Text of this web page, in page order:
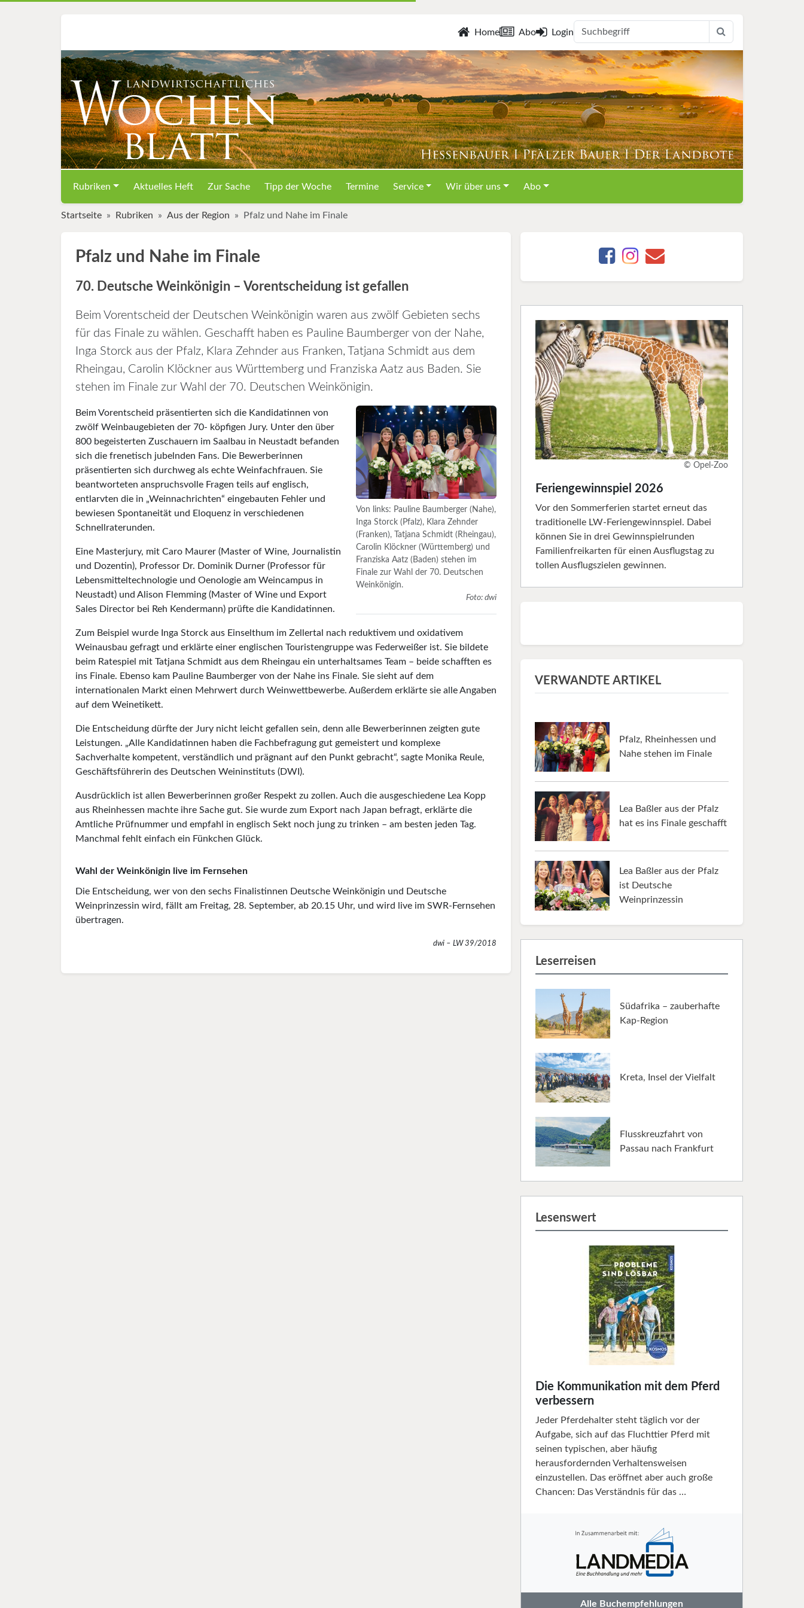
Home Abo Login
Rubriken Aktuelles Heft Zur Sache Tipp der Woche Termine Service Wir über uns Abo
Startseite Rubriken Aus der Region Pfalz und Nahe im Finale
Pfalz und Nahe im Finale
70. Deutsche Weinkönigin – Vorentscheidung ist gefallen
Beim Vorentscheid der Deutschen Weinkönigin waren aus zwölf Gebieten sechs
für das Finale zu wählen. Geschafft haben es Pauline Baumberger von der Nahe,
Inga Storck aus der Pfalz, Klara Zehnder aus Franken, Tatjana Schmidt aus dem
Rheingau, Carolin Klöckner aus Württemberg und Franziska Aatz aus Baden. Sie
stehen im Finale zur Wahl der 70. Deutschen Weinkönigin.
Von links: Pauline Baumberger (Nahe),
Inga Storck (Pfalz), Klara Zehnder
(Franken), Tatjana Schmidt (Rheingau),
Carolin Klöckner (Württemberg) und
Franziska Aatz (Baden) stehen im
Finale zur Wahl der 70. Deutschen
Weinkönigin.
Foto: dwi
Beim Vorentscheid präsentierten sich die Kandidatinnen von
zwölf Weinbaugebieten der 70- köpfigen Jury. Unter den über
800 begeisterten Zuschauern im Saalbau in Neustadt befanden
sich die frenetisch jubelnden Fans. Die Bewerberinnen
präsentierten sich durchweg als echte Weinfachfrauen. Sie
beantworteten anspruchsvolle Fragen teils auf englisch,
entlarvten die in „Weinnachrichten“ eingebauten Fehler und
bewiesen Sponta­nei­tät und Eloquenz in verschiedenen
Schnellraterunden.
Eine Masterjury, mit Caro Mau­rer (Master of Wine, Journalistin
und Dozentin), Professor Dr. Dominik Durner (Professor für
Lebensmitteltechnologie und Oenologie am Weincampus in
Neustadt) und Alison Flemming (Master of Wine und Export
Sales Director bei Reh Kendermann) prüfte die Kandidatinnen.
Zum Beispiel wurde Inga Storck aus Einselthum im Zeller­tal nach reduktivem und oxidativem
Weinausbau gefragt und erklärte einer englischen Touristengruppe was Federweißer ist. Sie bildete
beim Ratespiel mit Tatjana Schmidt aus dem Rheingau ein unterhaltsames Team – beide schafften es
ins Finale. Ebenso kam Pauline Baumberger von der Nahe ins Finale. Sie sieht auf dem
internationalen Markt einen Mehrwert durch Wein­wettbewerbe. Außerdem erklärte sie alle Angaben
auf dem Weinetikett.
Die Entscheidung dürfte der Jury nicht leicht gefallen sein, denn alle Bewerberinnen zeigten gute
Leistungen. „Alle Kandidatinnen haben die Fachbefragung gut gemeistert und komplexe
Sachverhalte kompetent, verständlich und prägnant auf den Punkt gebracht“, sagte Monika Reule,
Geschäftsführerin des Deutschen Weininstituts (DWI).
Ausdrücklich ist allen Bewerberinnen großer Respekt zu zollen. Auch die ausgeschiedene Lea Kopp
aus Rheinhessen machte ihre Sache gut. Sie wurde zum Export nach Japan befragt, erklärte die
Amtliche Prüfnummer und empfahl in englisch Sekt noch jung zu trinken – am besten jeden Tag.
Manchmal fehlt einfach ein Fünkchen Glück.
Wahl der Weinkönigin live im Fernsehen
Die Entscheidung, wer von den sechs Finalistinnen Deutsche Weinkönigin und Deutsche
Weinprinzessin wird, fällt am Freitag, 28. September, ab 20.15 Uhr, und wird live im SWR-Fernsehen
übertragen.
dwi – LW 39/2018
© Opel-Zoo
Feriengewinnspiel 2026
Vor den Sommerferien startet erneut das
traditionelle LW-Feriengewinnspiel. Dabei
können Sie in drei Gewinnspielrunden
Familienfreikarten für einen Ausflugstag zu
tollen Ausflugszielen gewinnen.
VERWANDTE ARTIKEL
Pfalz, Rheinhessen und
Nahe stehen im Finale
Lea Baßler aus der Pfalz
hat es ins Finale geschafft
Lea Baßler aus der Pfalz
ist Deutsche
Weinprinzessin
Leserreisen
Südafrika – zauberhafte
Kap-Region
Kreta, Insel der Vielfalt
Flusskreuzfahrt von
Passau nach Frankfurt
Lesenswert
Die Kommunikation mit dem Pferd
verbessern
Jeder Pferdehalter steht täglich vor der
Aufgabe, sich auf das Fluchttier Pferd mit
seinen typischen, aber häufig
herausfordernden Verhaltensweisen
einzustellen. Das eröffnet aber auch große
Chancen: Das Verständnis für das …
Alle Buchempfehlungen